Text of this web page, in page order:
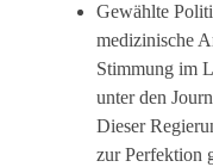
Gewählte
medizinische
Stimmung im
unter den
Dieser
zur Perfektion